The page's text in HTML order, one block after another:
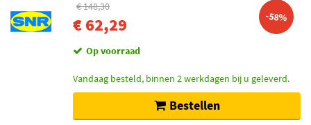
€ 148,30
€ 62,29 -58%
Op voorraad
Vandaag besteld, binnen 2 werkdagen bij u geleverd.
Bestellen